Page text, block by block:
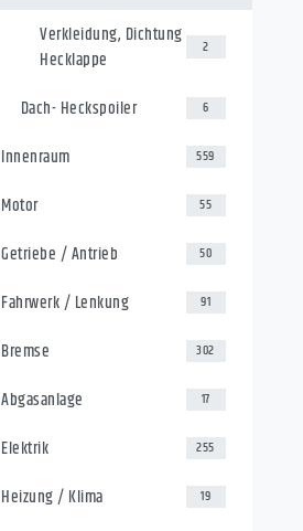
Verkleidung, Dichtung
Hecklappe
2
Dach- Heckspoiler 6
Innenraum 559
Motor 55
Getriebe / Antrieb 50
Fahrwerk / Lenkung 91
Bremse 302
Abgasanlage 17
Elektrik 255
Heizung / Klima 19